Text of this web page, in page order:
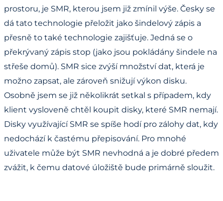
prostoru, je SMR, kterou jsem již zmínil výše. Česky se
dá tato technologie přeložit jako šindelový zápis a
přesně to také technologie zajišťuje. Jedná se o
překrývaný zápis stop (jako jsou pokládány šindele na
střeše domů). SMR sice zvýší množství dat, která je
možno zapsat, ale zároveň snižují výkon disku.
Osobně jsem se již několikrát setkal s případem, kdy
klient vysloveně chtěl koupit disky, které SMR nemají.
Disky využívající SMR se spíše hodí pro zálohy dat, kdy
nedochází k častému přepisování. Pro mnohé
uživatele může být SMR nevhodná a je dobré předem
zvážit, k čemu datové úložiště bude primárně sloužit.